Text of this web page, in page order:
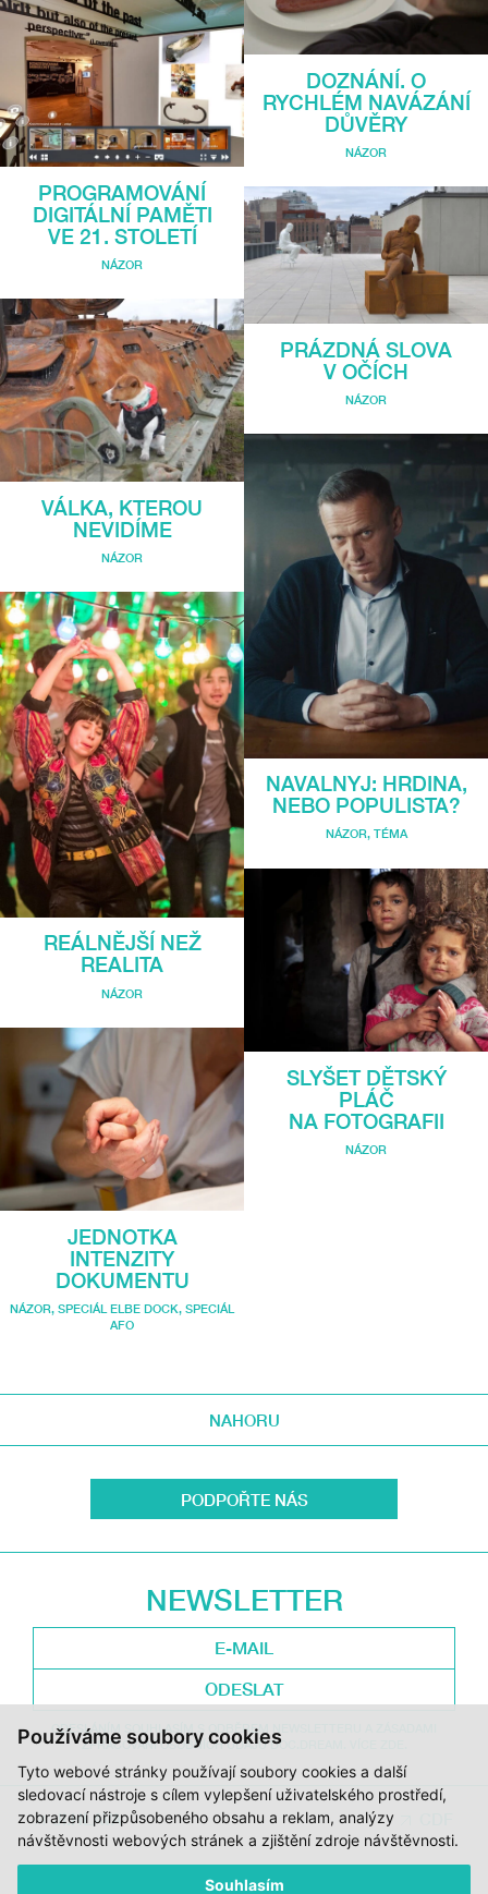
Používáme soubory cookies
Tyto webové stránky používají soubory cookies a další
sledovací nástroje s cílem vylepšení uživatelského prostředí,
zobrazení přizpůsobeného obsahu a reklam, analýzy
návštěvnosti webových stránek a zjištění zdroje návštěvnosti.
Souhlasím
PROGRAMOVÁNÍ
DIGITÁLNÍ PAMĚTI
VE 21. STOLETÍ
NÁZOR
VÁLKA, KTEROU
NEVIDÍME
NÁZOR
REÁLNĚJŠÍ NEŽ
REALITA
NÁZOR
JEDNOTKA
INTENZITY
DOKUMENTU
NÁZOR SPECIÁL ELBE DOCK SPECIÁL
AFO
DOZNÁNÍ. O
RYCHLÉM NAVÁZÁNÍ
DŮVĚRY
NÁZOR
PRÁZDNÁ SLOVA
V OČÍCH
NÁZOR
NAVALNYJ: HRDINA,
NEBO POPULISTA?
NÁZOR, TÉMA
SLYŠET DĚTSKÝ
PLÁČ
NA FOTOGRAFII
NÁZOR
NAHORU
PODPOŘTE NÁS
NEWSLETTER
ODESLAT
ODESLÁNÍM SOUHLASÍM S ODBĚREM NEWSLETTERU A ZÁSADAMI
ZPRACOVÁNÍ OSOBNÍCH ÚDAJŮ DOC.DREAM. VÍCE ZDE.
JI.HLAVA
DOK.REVUE